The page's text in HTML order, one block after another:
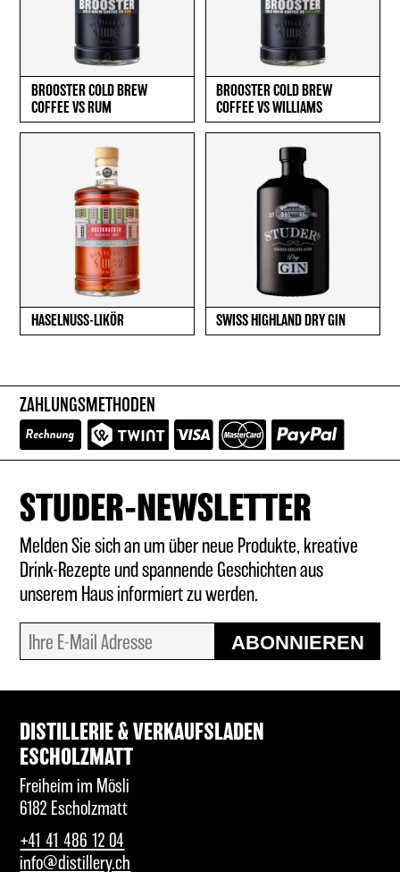
BROOSTER COLD BREW
COFFEE VS RUM
BROOSTER COLD BREW
COFFEE VS WILLIAMS
HASELNUSS-LIKÖR SWISS HIGHLAND DRY GIN
ZAHLUNGSMETHODEN
STUDER-NEWSLETTER
Melden Sie sich an um über neue Produkte, kreative
Drink-Rezepte und spannende Geschichten aus
unserem Haus informiert zu werden.
ABONNIEREN
DISTILLERIE & VERKAUFSLADEN
ESCHOLZMATT
Freiheim im Mösli
6182 Escholzmatt
+41 41 486 12 04
info@distillery.ch